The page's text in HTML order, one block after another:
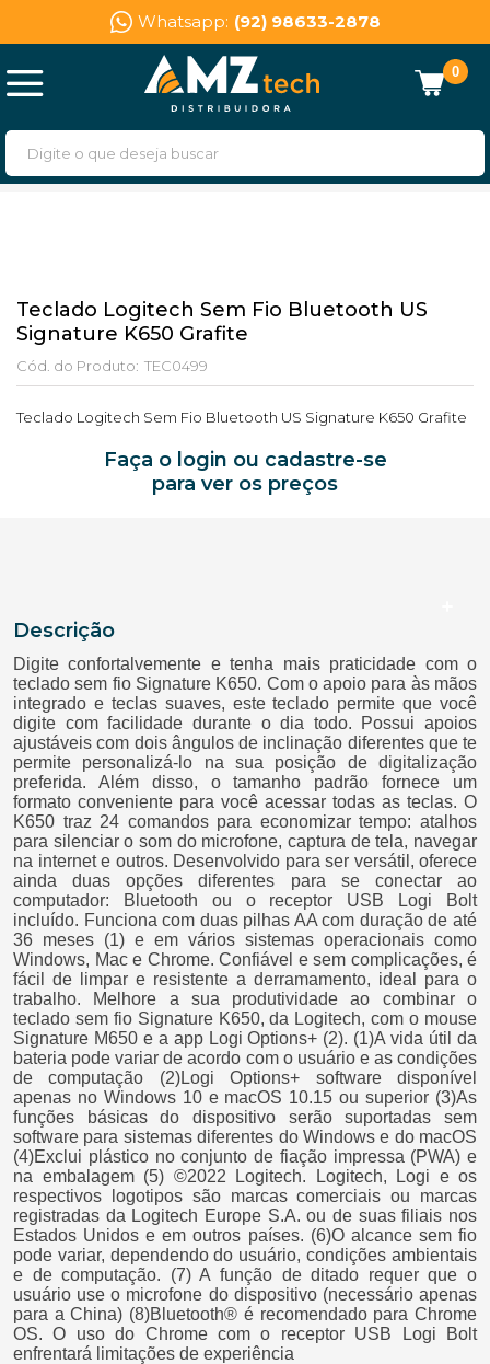
Whatsapp: (92) 98633-2878
0
Teclado Logitech Sem Fio Bluetooth US
Signature K650 Grafite
Cód. do Produto: TEC0499
Teclado Logitech Sem Fio Bluetooth US Signature K650 Grafite
Faça o login ou cadastre-se
para ver os preços
Descrição
Digite confortalvemente e tenha mais praticidade com o
teclado sem fio Signature K650. Com o apoio para às mãos
integrado e teclas suaves, este teclado permite que você
digite com facilidade durante o dia todo. Possui apoios
ajustáveis com dois ângulos de inclinação diferentes que te
permite personalizá-lo na sua posição de digitalização
preferida. Além disso, o tamanho padrão fornece um
formato conveniente para você acessar todas as teclas. O
K650 traz 24 comandos para economizar tempo: atalhos
para silenciar o som do microfone, captura de tela, navegar
na internet e outros. Desenvolvido para ser versátil, oferece
ainda duas opções diferentes para se conectar ao
computador: Bluetooth ou o receptor USB Logi Bolt
incluído. Funciona com duas pilhas AA com duração de até
36 meses (1) e em vários sistemas operacionais como
Windows, Mac e Chrome. Confiável e sem complicações, é
fácil de limpar e resistente a derramamento, ideal para o
trabalho. Melhore a sua produtividade ao combinar o
teclado sem fio Signature K650, da Logitech, com o mouse
Signature M650 e a app Logi Options+ (2). (1)A vida útil da
bateria pode variar de acordo com o usuário e as condições
de computação (2)Logi Options+ software disponível
apenas no Windows 10 e macOS 10.15 ou superior (3)As
funções básicas do dispositivo serão suportadas sem
software para sistemas diferentes do Windows e do macOS
(4)Exclui plástico no conjunto de fiação impressa (PWA) e
na embalagem (5) ©2022 Logitech. Logitech, Logi e os
respectivos logotipos são marcas comerciais ou marcas
registradas da Logitech Europe S.A. ou de suas filiais nos
Estados Unidos e em outros países. (6)O alcance sem fio
pode variar, dependendo do usuário, condições ambientais
e de computação. (7) A função de ditado requer que o
usuário use o microfone do dispositivo (necessário apenas
para a China) (8)Bluetooth® é recomendado para Chrome
OS. O uso do Chrome com o receptor USB Logi Bolt
enfrentará limitações de experiência